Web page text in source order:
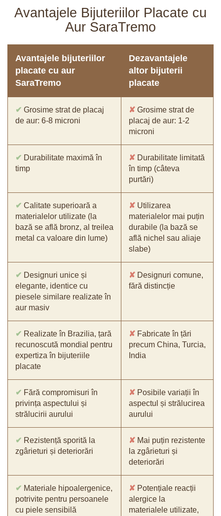
Avantajele Bijuteriilor Placate cu
Aur SaraTremo
Avantajele bijuteriilor
placate cu aur
SaraTremo
Dezavantajele
altor bijuterii
placate
✔ Grosime strat de placaj
de aur: 6-8 microni
✘ Grosime strat de
placaj de aur: 1-2
microni
✔ Durabilitate maximă în
timp
✘ Durabilitate limitată
în timp (câteva
purtări)
✔ Calitate superioară a
materialelor utilizate (la
bază se află bronz, al treilea
metal ca valoare din lume)
✘ Utilizarea
materialelor mai puțin
durabile (la bază se
află nichel sau aliaje
slabe)
✔ Designuri unice și
elegante, identice cu
piesele similare realizate în
aur masiv
✘ Designuri comune,
fără distincție
✔ Realizate în Brazilia, țară
recunoscută mondial pentru
expertiza în bijuteriile
placate
✘ Fabricate în țări
precum China, Turcia,
India
✔ Fără compromisuri în
privința aspectului și
strălucirii aurului
✘ Posibile variații în
aspectul și strălucirea
aurului
✔ Rezistență sporită la
zgârieturi și deteriorări
✘ Mai puțin rezistente
la zgârieturi și
deteriorări
✔ Materiale hipoalergenice,
potrivite pentru persoanele
cu piele sensibilă
✘ Potențiale reacții
alergice la
materialele utilizate,